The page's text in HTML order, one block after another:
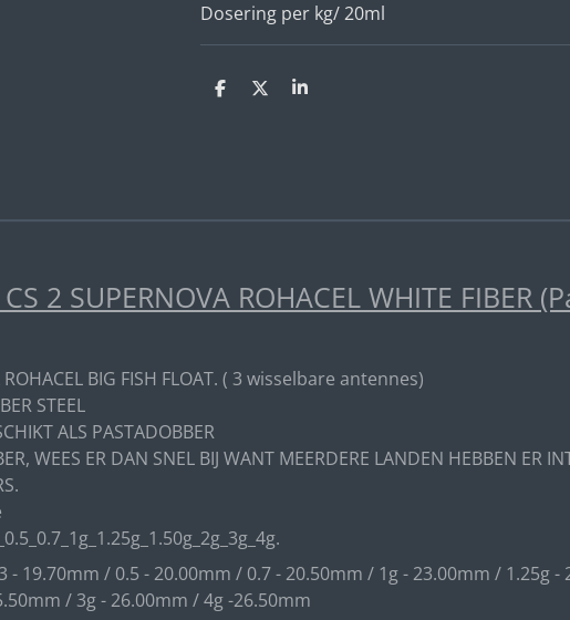
Dosering per kg/ 20ml
D
D
S
2 SUPERNOVA ROHACEL WHITE FIBER
ROHACEL BIG FISH FLOAT. ( 3 wisselbare antennes)
STEEL
ALS PASTADOBBER
WEES ER DAN SNEL BIJ WANT MEERDERE LANDEN HEBBEN ER
- 19.70mm / 0.5 - 20.00mm / 0.7 - 20.50mm / 1g - 23.00mm / 1.25g -
/ 3g - 26.00mm / 4g -26.50mm